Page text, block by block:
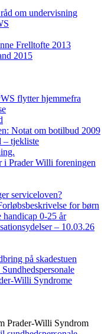
om undervisning
Frelltofte 2013
2015
flytter hjemmefra
Notat om botilbud 2009
tjekliste
Prader Willi foreningen
serviceloven?
for børn
0-25 år
– 10.03.26
på skadestuen
Willi Syndrome
Prader-Willi Syndrom